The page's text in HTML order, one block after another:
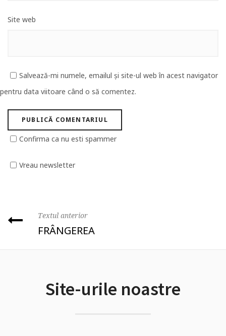
Site web
Salvează-mi numele, emailul și site-ul web în acest navigator
pentru data viitoare când o să comentez.
Confirma ca nu esti spammer
Vreau newsletter
Textul anterior
FRÂNGEREA
Site-urile noastre